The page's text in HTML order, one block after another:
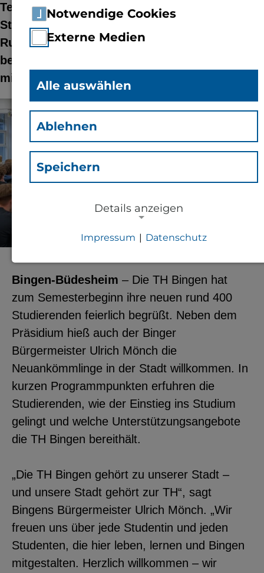
Technische Hochschule (TH) Bingen und die
Stadt Bingen ihre Erstsemester willkommen.
Rund 400 Bachelor- und Master-Studierende
beginnen eines der über 35 Studienangebote –
mit besten Aussichten auf dem Arbeitsmarkt.
Bingen-Büdesheim – Die TH Bingen hat
zum Semesterbeginn ihre neuen rund 400
Studierenden feierlich begrüßt. Neben dem
Präsidium hieß auch der Binger
Bürgermeister Ulrich Mönch die
Neuankömmlinge in der Stadt willkommen. In
kurzen Programmpunkten erfuhren die
Studierenden, wie der Einstieg ins Studium
gelingt und welche Unterstützungsangebote
die TH Bingen bereithält.
„Die TH Bingen gehört zu unserer Stadt –
und unsere Stadt gehört zur TH“, sagt
Bingens Bürgermeister Ulrich Mönch. „Wir
freuen uns über jede Studentin und jeden
Studenten, die hier leben, lernen und Bingen
mitgestalten. Herzlich willkommen – wir
Notwendige Cookies
Externe Medien
Alle auswählen
Ablehnen
Speichern
Details anzeigen
Notwendige Cookies zur Session-
Verwaltung und für die generelle
Funktionalität der Seite (immer
notwendig).
EXTERNE MEDIEN
Seitenspezifische Erfassung von
Benutzerdaten durch
Drittanbieter, bspw. über das
Einbinden externer Videos,
Standortdaten oder
Stellenanzeigen.
YouTube
Impressum | Datenschutz